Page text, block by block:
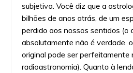
subjetiva. Você diz que a
bilhões de anos atrás, de um
perdido aos nossos sentidos (o
absolutamente não é verdade,
original pode ser perfeitamente
radioastronomia). Quanto à